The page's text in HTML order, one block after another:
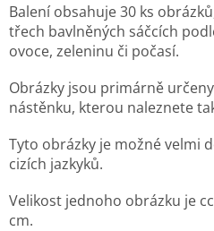
Balení obsahuje 30 ks
třech bavlněných sáčcích
ovoce, zeleninu či počasí.
Obrázky jsou primárně
nástěnku, kterou naleznete
Tyto obrázky je možné velmi
cizích jazkyků.
Velikost jednoho obrázku je
cm.